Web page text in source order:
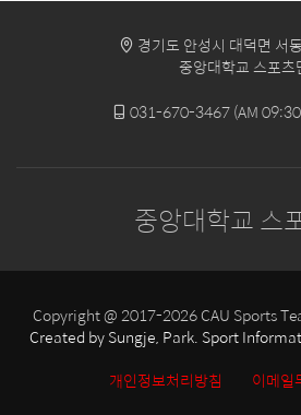
경기도 안성시 대덕면 서
중앙대학교 스포츠
031-670-3467 (AM
중앙대학교 스
Copyright @ 2017-2026 CAU Sports
Created bySungje, Park. Sport
개인정보처리방침
이메일